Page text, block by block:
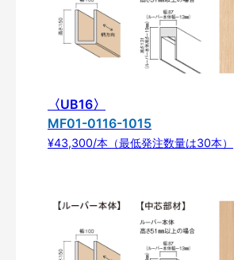
〈UB16〉
MF01-0116-1015
¥43,300/本（最低発注数量は30本）